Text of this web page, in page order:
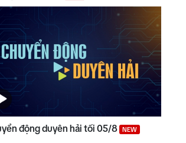
động duyên hải tối 05/8 NEW